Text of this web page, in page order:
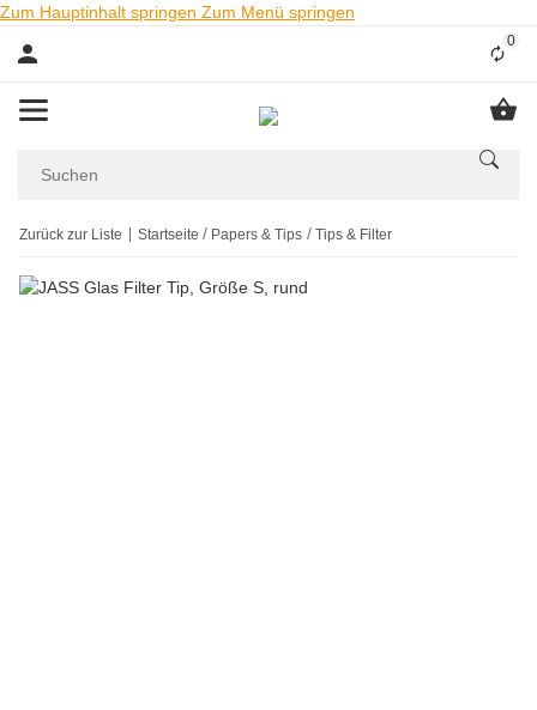
Zum Hauptinhalt springen Zum Menü springen
0
Zurück zur Liste Startseite Papers & Tips Tips & Filter